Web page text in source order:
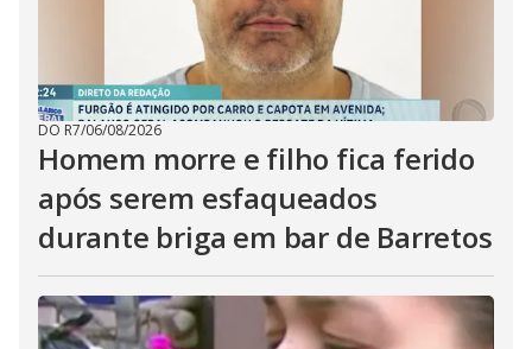
DO R7/06/08/2026
Homem morre e filho fica ferido
após serem esfaqueados
durante briga em bar de Barretos